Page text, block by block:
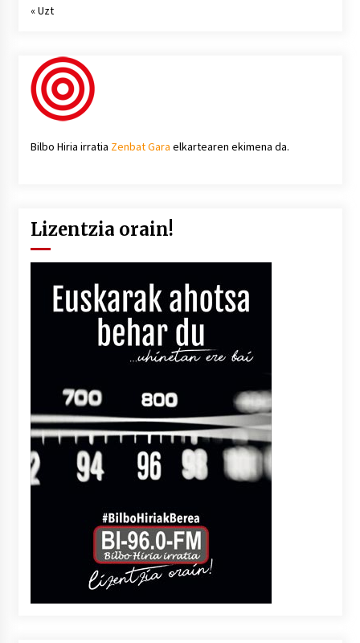
« Uzt
Bilbo Hiria irratia Zenbat Gara elkartearen ekimena da.
Lizentzia orain!